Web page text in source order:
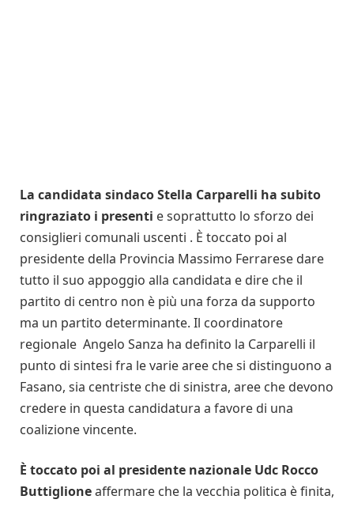
La candidata sindaco Stella Carparelli ha subito
ringraziato i presenti e soprattutto lo sforzo dei
consiglieri comunali uscenti . È toccato poi al
presidente della Provincia Massimo Ferrarese dare
tutto il suo appoggio alla candidata e dire che il
partito di centro non è più una forza da supporto
ma un partito determinante. Il coordinatore
regionale Angelo Sanza ha definito la Carparelli il
punto di sintesi fra le varie aree che si distinguono a
Fasano, sia centriste che di sinistra, aree che devono
credere in questa candidatura a favore di una
coalizione vincente.
È toccato poi al presidente nazionale Udc Rocco
Buttiglioneaffermare che la vecchia politica è finita,